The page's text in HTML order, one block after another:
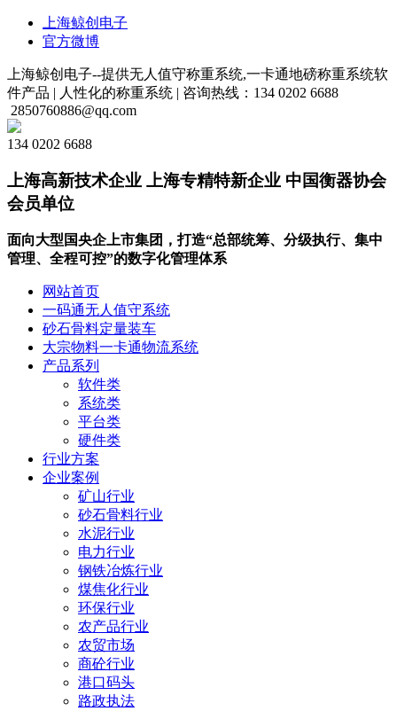
上海鲸创电子
官方微博
上海鲸创电子--提供无人值守称重系统,一卡通地磅称重系统软
件产品 | 人性化的称重系统 | 咨询热线：134 0202 6688
2850760886@qq.com
134 0202 6688
上海高新技术企业 上海专精特新企业 中国衡器协会
会员单位
面向大型国央企上市集团，打造“总部统筹、分级执行、集中
管理、全程可控”的数字化管理体系
网站首页
一码通无人值守系统
砂石骨料定量装车
大宗物料一卡通物流系统
产品系列
软件类
系统类
平台类
硬件类
行业方案
企业案例
矿山行业
砂石骨料行业
水泥行业
电力行业
钢铁冶炼行业
煤焦化行业
环保行业
农产品行业
农贸市场
商砼行业
港口码头
路政执法